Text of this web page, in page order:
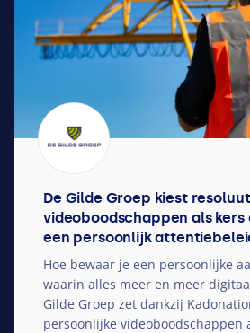
De Gilde Groep kiest
videoboodschappen als
een persoonlijk
Hoe bewaar je een persoonlijke
waarin alles meer en meer
Gilde Groep zet dankzij
persoonlijke videoboodschappen